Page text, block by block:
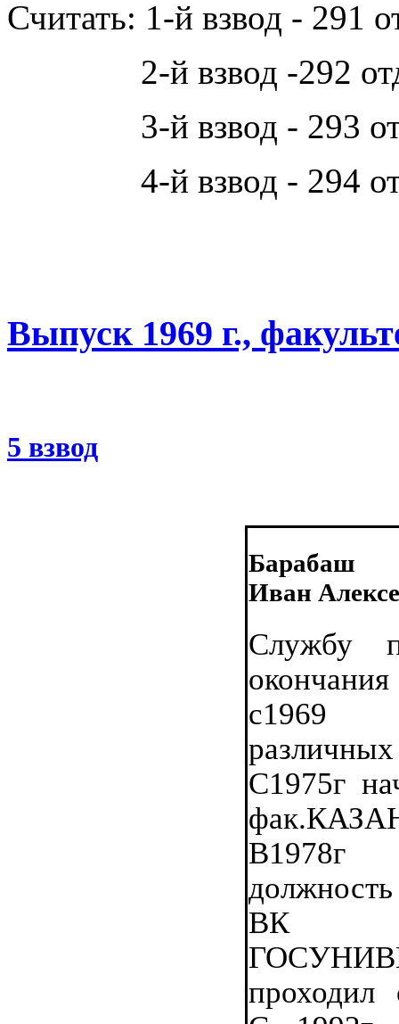
Считать: 1-й взвод - 291
2-й взвод -292
3-й взвод - 293
4-й взвод - 294
Выпуск 1969 г.,
5 взвод
Барабаш
Иван
Службу
с1969
С1975г
В1978г
ВК
проходил